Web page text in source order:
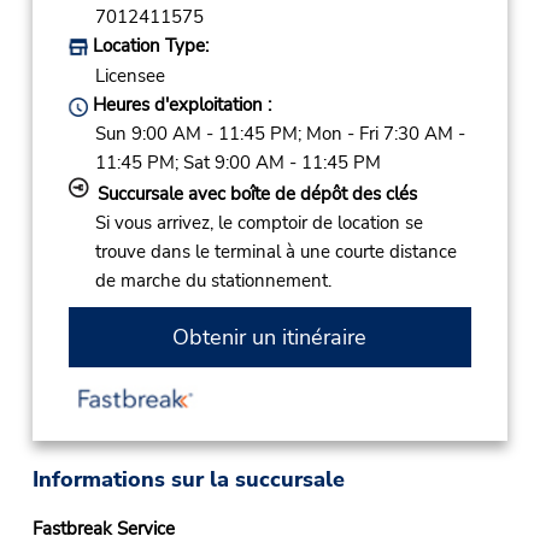
7012411575
Location Type:
Licensee
Heures d'exploitation :
Sun 9:00 AM - 11:45 PM; Mon - Fri 7:30 AM -
11:45 PM; Sat 9:00 AM - 11:45 PM
Succursale avec boîte de dépôt des clés
Si vous arrivez, le comptoir de location se
trouve dans le terminal à une courte distance
de marche du stationnement.
Obtenir un itinéraire
Informations sur la succursale
Fastbreak Service